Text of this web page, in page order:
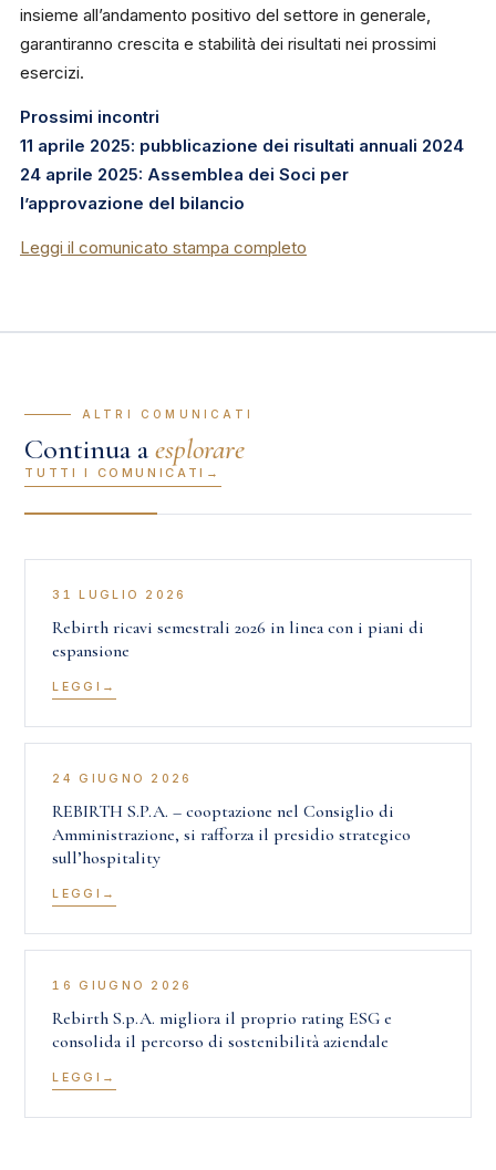
insieme all’andamento positivo del settore in generale,
garantiranno crescita e stabilità dei risultati nei prossimi
esercizi.
Prossimi incontri
11 aprile 2025: pubblicazione dei risultati annuali 2024
24 aprile 2025: Assemblea dei Soci per
l’approvazione del bilancio
Leggi il comunicato stampa completo
— ALTRI COMUNICATI
Continua aesplorare
TUTTI I COMUNICATI
31 LUGLIO 2026
Rebirth ricavi semestrali 2026 in linea con i piani di
espansione
LEGGI
24 GIUGNO 2026
REBIRTH S.P.A. – cooptazione nel Consiglio di
Amministrazione, si rafforza il presidio strategico
sull’hospitality
LEGGI
16 GIUGNO 2026
Rebirth S.p.A. migliora il proprio rating ESG e
consolida il percorso di sostenibilità aziendale
LEGGI